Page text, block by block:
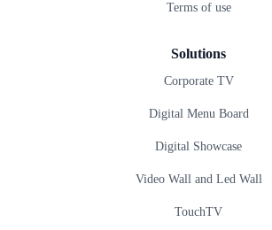
Terms of use
Solutions
Corporate TV
Digital Menu Board
Digital Showcase
Video Wall and Led Wall
TouchTV